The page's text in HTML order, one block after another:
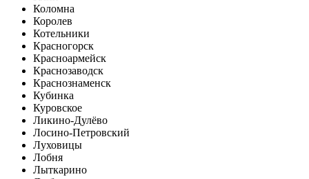
Коломна
Королев
Котельники
Красногорск
Красноармейск
Краснозаводск
Краснознаменск
Кубинка
Куровское
Ликино-Дулёво
Лосино-Петровский
Луховицы
Лобня
Лыткарино